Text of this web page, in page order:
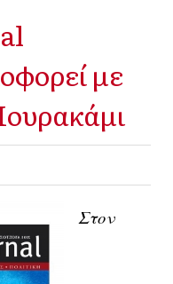
με
Στον